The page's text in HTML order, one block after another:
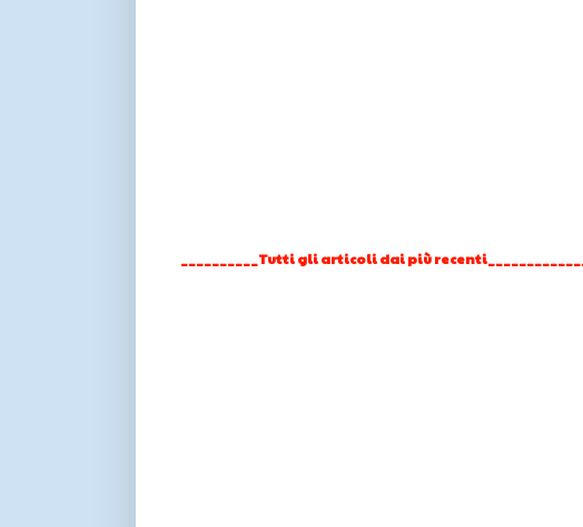
__________Tutti gli articoli dai più